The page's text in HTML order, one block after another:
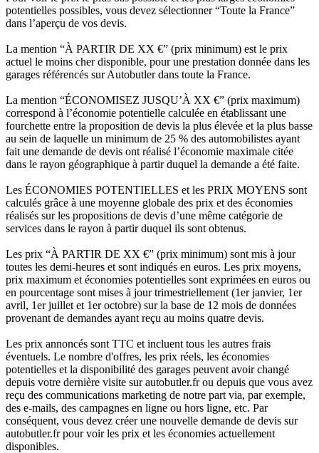
potentielles possibles, vous devez sélectionner “Toute la France”
dans l’aperçu de vos devis.
La mention “À PARTIR DE XX €” (prix minimum) est le prix
actuel le moins cher disponible, pour une prestation donnée dans les
garages référencés sur Autobutler dans toute la France.
La mention “ÉCONOMISEZ JUSQU’À XX €” (prix maximum)
correspond à l’économie potentielle calculée en établissant une
fourchette entre la proposition de devis la plus élevée et la plus basse
au sein de laquelle un minimum de 25 % des automobilistes ayant
fait une demande de devis ont réalisé l’économie maximale citée
dans le rayon géographique à partir duquel la demande a été faite.
Les ÉCONOMIES POTENTIELLES et les PRIX MOYENS sont
calculés grâce à une moyenne globale des prix et des économies
réalisés sur les propositions de devis d’une même catégorie de
services dans le rayon à partir duquel ils sont obtenus.
Les prix “À PARTIR DE XX €” (prix minimum) sont mis à jour
toutes les demi-heures et sont indiqués en euros. Les prix moyens,
prix maximum et économies potentielles sont exprimées en euros ou
en pourcentage sont mises à jour trimestriellement (1er janvier, 1er
avril, 1er juillet et 1er octobre) sur la base de 12 mois de données
provenant de demandes ayant reçu au moins quatre devis.
Les prix annoncés sont TTC et incluent tous les autres frais
éventuels. Le nombre d'offres, les prix réels, les économies
potentielles et la disponibilité des garages peuvent avoir changé
depuis votre dernière visite sur autobutler.fr ou depuis que vous avez
reçu des communications marketing de notre part via, par exemple,
des e-mails, des campagnes en ligne ou hors ligne, etc. Par
conséquent, vous devez créer une nouvelle demande de devis sur
autobutler.fr pour voir les prix et les économies actuellement
disponibles.